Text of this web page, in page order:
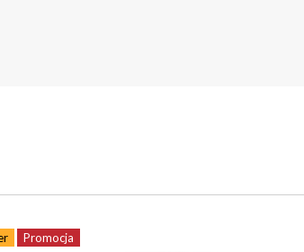
Promocja